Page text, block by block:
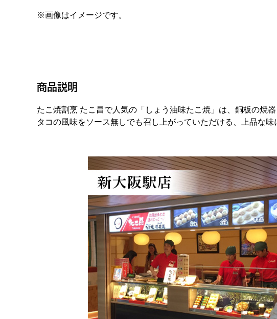
※画像はイメージです。
商品説明
たこ焼割烹 たこ昌で人気の「しょう油味たこ焼」は、銅板の焼
タコの風味をソース無しでも召し上がっていただける、上品な